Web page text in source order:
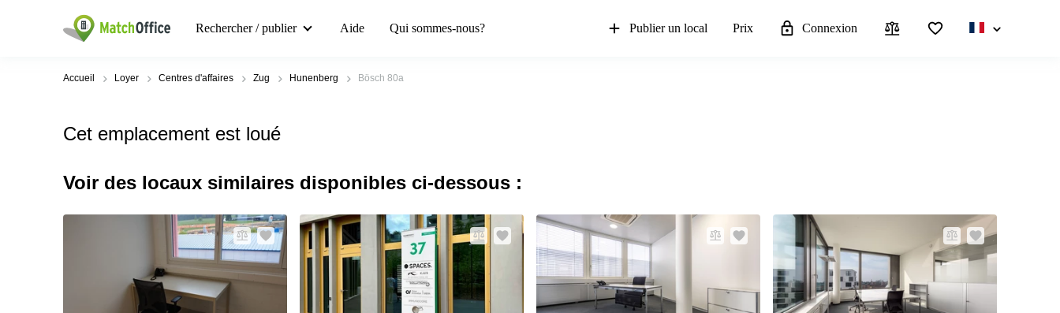
Rechercher / publier Aide Qui sommes-nous? Publier un local Prix Connexion
Accueil Loyer Centres d'affaires Zug Hunenberg Bösch 80a
Cet emplacement est loué
Voir des locaux similaires disponibles ci-dessous :